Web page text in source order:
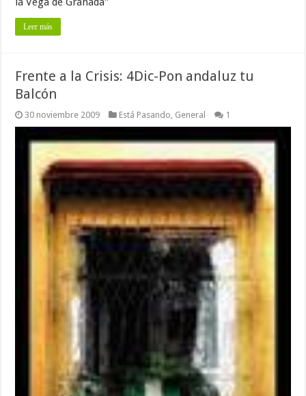
Leer más
Frente a la Crisis: 4Dic-Pon andaluz tu
Balcón
30 noviembre 2009 Está Pasando General 1